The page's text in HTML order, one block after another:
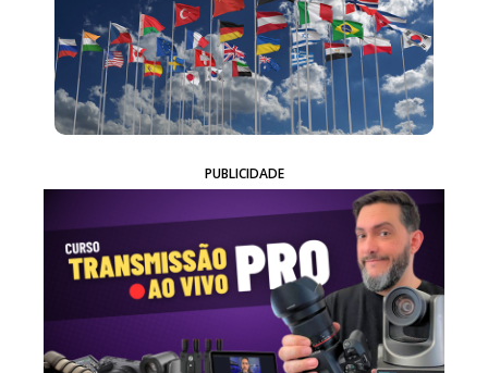
PUBLICIDADE